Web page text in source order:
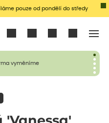
pouze od pondělí do středy
vyměníme